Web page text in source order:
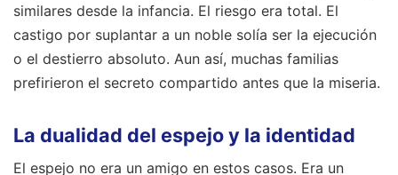
similares desde la infancia. El riesgo era total. El
castigo por suplantar a un noble solía ser la ejecución
o el destierro absoluto. Aun así, muchas familias
prefirieron el secreto compartido antes que la miseria.
La dualidad del espejo y la identidad
El espejo no era un amigo en estos casos. Era un